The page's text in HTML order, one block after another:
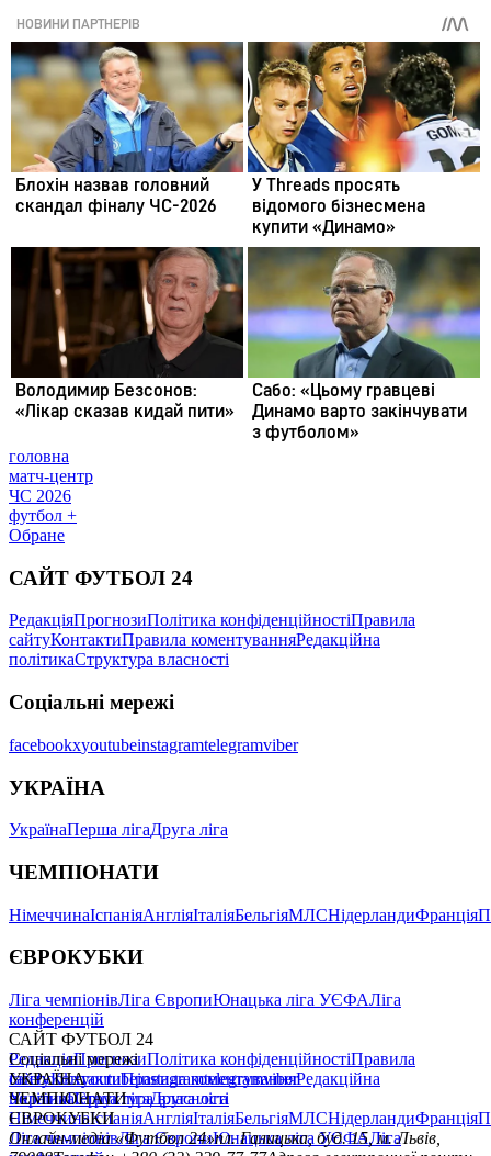
головна
матч-центр
ЧС 2026
футбол +
Обране
САЙТ ФУТБОЛ 24
РедакціяПрогнозиПолітика конфіденційностіПравила
сайтуКонтактиПравила коментуванняРедакційна
політикаСтруктура власності
Соціальні мережі
facebookxyoutubeinstagramtelegramviber
УКРАЇНА
УкраїнаПерша лігаДруга ліга
ЧЕМПІОНАТИ
НімеччинаІспаніяАнгліяІталіяБельгіяМЛСНідерландиФранція
ЄВРОКУБКИ
Ліга чемпіонівЛіга ЄвропиЮнацька ліга УЄФАЛіга
конференцій
САЙТ ФУТБОЛ 24
РедакціяПрогнозиПолітика конфіденційностіПравила
сайтуКонтактиПравила коментуванняРедакційна
політикаСтруктура власності
Соціальні мережі
facebookxyoutubeinstagramtelegramviber
УКРАЇНА
УкраїнаПерша лігаДруга ліга
ЧЕМПІОНАТИ
НімеччинаІспаніяАнгліяІталіяБельгіяМЛСНідерландиФранція
ЄВРОКУБКИ
Ліга чемпіонівЛіга ЄвропиЮнацька ліга УЄФАЛіга
Онлайн-медіа «Футбол 24»пл. Галицька, буд. 15, м. Львів,